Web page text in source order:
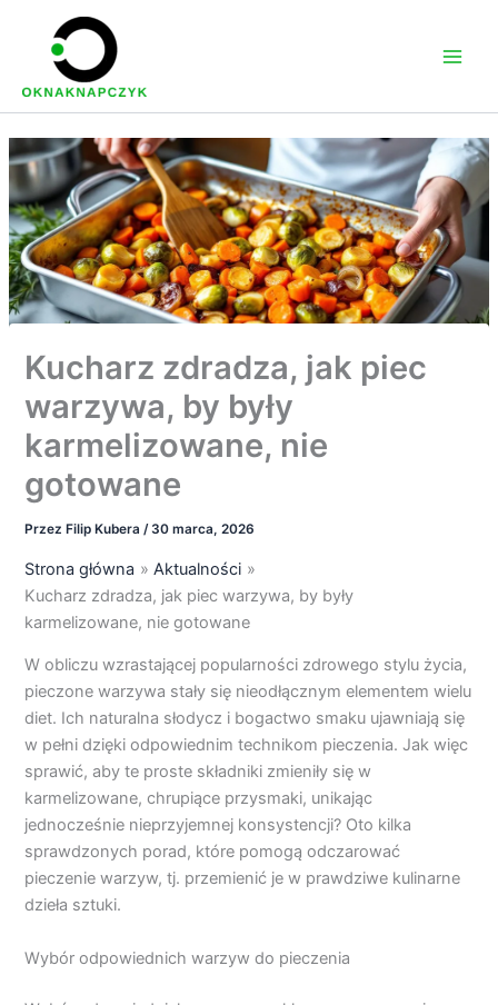
Kucharz zdradza, jak piec
warzywa, by były
karmelizowane, nie
gotowane
PrzezFilip Kubera/ 30 marca, 2026
Strona główna
Aktualności
Kucharz zdradza, jak piec warzywa, by były
karmelizowane, nie gotowane
W obliczu wzrastającej popularności zdrowego stylu życia,
pieczone warzywa stały się nieodłącznym elementem wielu
diet. Ich naturalna słodycz i bogactwo smaku ujawniają się
w pełni dzięki odpowiednim technikom pieczenia. Jak więc
sprawić, aby te proste składniki zmieniły się w
karmelizowane, chrupiące przysmaki, unikając
jednocześnie nieprzyjemnej konsystencji? Oto kilka
sprawdzonych porad, które pomogą odczarować
pieczenie warzyw, tj. przemienić je w prawdziwe kulinarne
dzieła sztuki.
Wybór odpowiednich warzyw do pieczenia